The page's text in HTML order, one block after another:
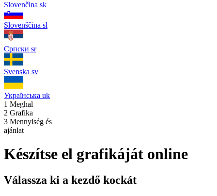
Slovenčina sk
Slovenščina sl
Српски sr
Svenska sv
Українська uk
1 Meghal
2 Grafika
3 Mennyiség és
ajánlat
Készítse el grafikáját online
Válassza ki a kezdő kockát